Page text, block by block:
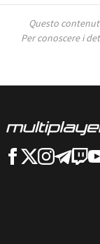
Questo
Per conoscere i